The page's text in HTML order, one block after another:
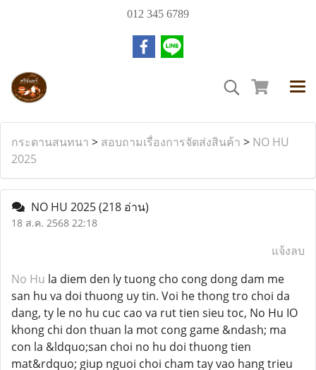
012 345 6789
กระดานสนทนา > สอบถามเรื่องการจัดส่งสินค้า > NO HU
2025
NO HU 2025(218 อ่าน)
18 ส.ค. 2568 22:18
แจ้งลบ
No Hu la diem den ly tuong cho cong dong dam me
san hu va doi thuong uy tin. Voi he thong tro choi da
dang, ty le no hu cuc cao va rut tien sieu toc, No Hu IO
khong chi don thuan la mot cong game &ndash; ma
con la &ldquo;san choi no hu doi thuong tien
mat&rdquo; giup nguoi choi cham tay vao hang trieu